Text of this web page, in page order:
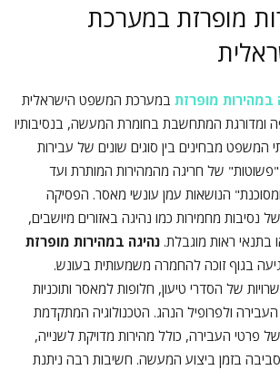
מופרזת במערכת
במהירות מופרזת במערכת המשפט הישראלית
ומדורגת המתחשבת בחומרת המעשה, בנסיבותיו
המשפט מבחינים בין סוגים שונים של עבירות
של חריגה מהמהירות המותרת ועד
הנושאות עמן עונשי מאסר. הפסיקה
מחמירות כמו נהיגה באזורים מיושבים,
בתנאי ראות מוגבלת. נהיגה במהירות מופרזת
בגוף זוכה להחמרה משמעותית בעונש.
של הסדרי טיעון, חלופות למאסר ותוכניות
ולפרופיל הנהג. הטכנולוגיה המתקדמת
פרטי העבירה, כולל מהירות מדויקת לשנייה,
הסביבה בזמן ביצוע המעשה. חשיבות רבה ניתנת